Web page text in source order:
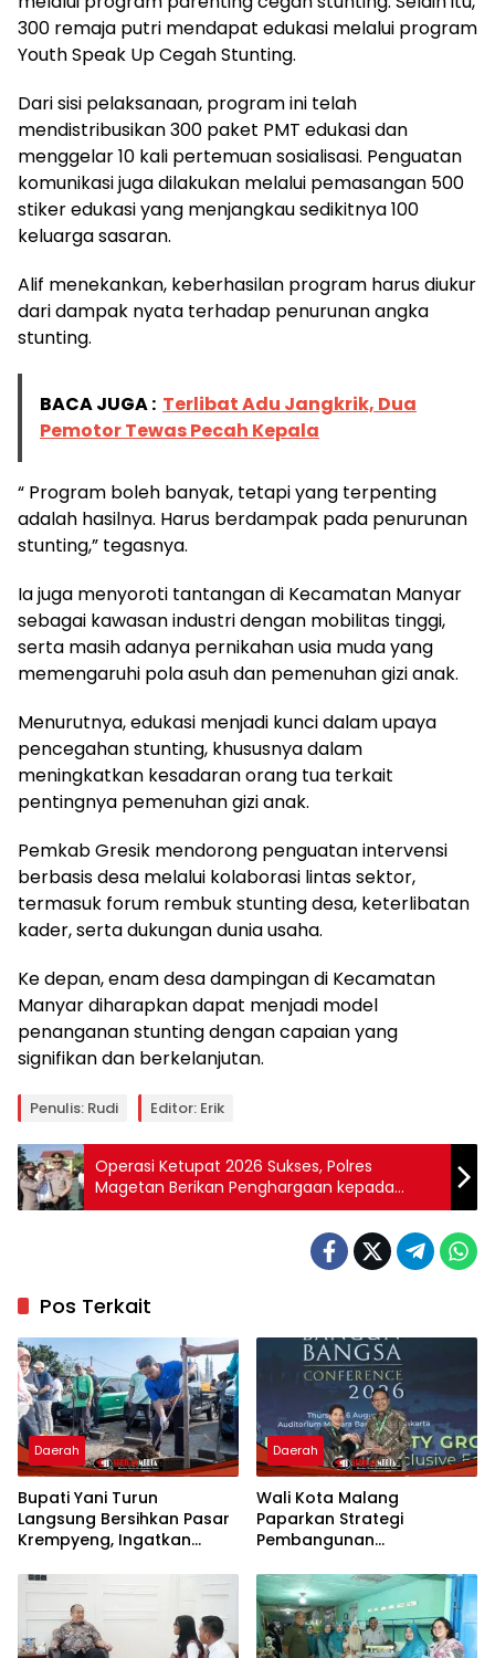
300 remaja putri mendapat edukasi melalui program
Youth Speak Up Cegah Stunting.
Dari sisi pelaksanaan, program ini telah
mendistribusikan 300 paket PMT edukasi dan
menggelar 10 kali pertemuan sosialisasi. Penguatan
komunikasi juga dilakukan melalui pemasangan 500
stiker edukasi yang menjangkau sedikitnya 100
keluarga sasaran.
Alif menekankan, keberhasilan program harus diukur
dari dampak nyata terhadap penurunan angka
stunting.
BACA JUGA : Terlibat Adu Jangkrik, Dua
Pemotor Tewas Pecah Kepala
“ Program boleh banyak, tetapi yang terpenting
adalah hasilnya. Harus berdampak pada penurunan
stunting,” tegasnya.
Ia juga menyoroti tantangan di Kecamatan Manyar
sebagai kawasan industri dengan mobilitas tinggi,
serta masih adanya pernikahan usia muda yang
memengaruhi pola asuh dan pemenuhan gizi anak.
Menurutnya, edukasi menjadi kunci dalam upaya
pencegahan stunting, khususnya dalam
meningkatkan kesadaran orang tua terkait
pentingnya pemenuhan gizi anak.
Pemkab Gresik mendorong penguatan intervensi
berbasis desa melalui kolaborasi lintas sektor,
termasuk forum rembuk stunting desa, keterlibatan
kader, serta dukungan dunia usaha.
Ke depan, enam desa dampingan di Kecamatan
Manyar diharapkan dapat menjadi model
penanganan stunting dengan capaian yang
signifikan dan berkelanjutan.
Penulis: Rudi Editor: Erik
Operasi Ketupat 2026 Sukses, Polres
Magetan Berikan Penghargaan kepada
Personel dan Mitra
Pos Terkait
Daerah
Bupati Yani Turun
Langsung Bersihkan Pasar
Krempyeng, Ingatkan
Panjang
Daerah
Wali Kota Malang
Paparkan Strategi
Pembangunan
Nasional CNN Indonesia